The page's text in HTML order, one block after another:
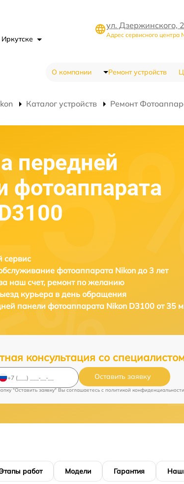
Иркутске
ул. Дзержинского,
Адрес сервисного центра
О компании Ремонт устройств
Каталог устройств Ремонт
передней
фотоаппарата
фотоаппарата Nikon до 3 лет
наш счет, ремонт по желанию
курьера в день обращения
панели фотоаппарата Nikon D3100 от 35
консультация со
Оставить заявку
"Оставить заявку" Вы соглашаетесь c политикой конфиденциальности
работ Модели Гарантия